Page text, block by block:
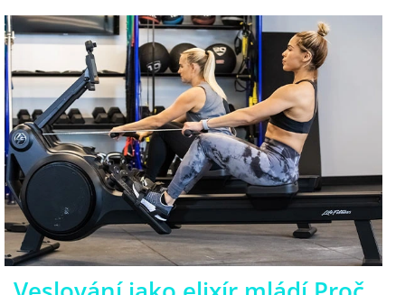
V
ý
p
i
s
č
l
á
n
k